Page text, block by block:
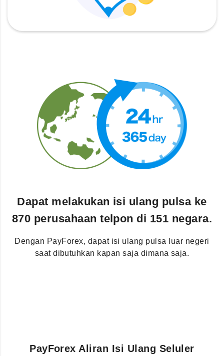
Dapat melakukan isi ulang pulsa ke
870 perusahaan telpon di 151 negara.
Dengan PayForex, dapat isi ulang pulsa luar negeri
saat dibutuhkan kapan saja dimana saja.
PayForex Aliran Isi Ulang Seluler